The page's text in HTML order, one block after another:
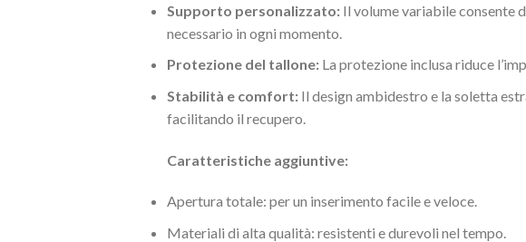
Supporto personalizzato:Il volume variabile consente
necessario in ogni momento.
Protezione del tallone:La protezione inclusa riduce
Stabilità e comfort:Il design ambidestro e la soletta
facilitando il recupero.
Caratteristiche aggiuntive:
Apertura totale: per un inserimento facile e veloce.
Materiali di alta qualità: resistenti e durevoli nel tempo.